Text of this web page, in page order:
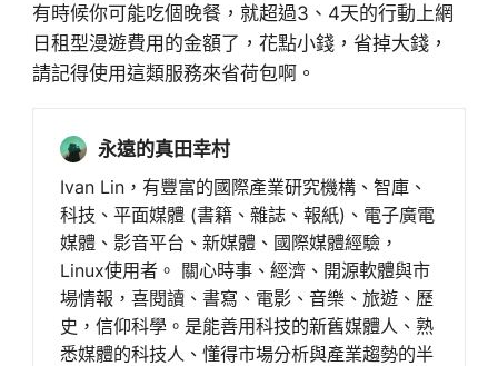
有時候你可能吃個晚餐，就超過3、4天的行動上網
日租型漫遊費用的金額了，花點小錢，省掉大錢，
請記得使用這類服務來省荷包啊。
永遠的真田幸村
Ivan Lin，有豐富的國際產業研究機構、智庫、
科技、平面媒體 (書籍、雜誌、報紙)、電子廣電
媒體、影音平台、新媒體、國際媒體經驗，
Linux使用者。 關心時事、經濟、開源軟體與市
場情報，喜閱讀、書寫、電影、音樂、旅遊、歷
史，信仰科學。是能善用科技的新舊媒體人、熟
悉媒體的科技人、懂得市場分析與產業趨勢的半